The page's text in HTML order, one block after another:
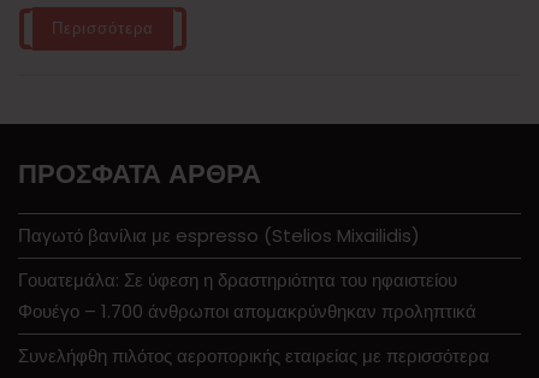
Περισσότερα
ΠΡΌΣΦΑΤΑ ΆΡΘΡΑ
Παγωτό βανίλια με espresso (Stelios Mixailidis)
Γουατεμάλα: Σε ύφεση η δραστηριότητα του ηφαιστείου
Φουέγο – 1.700 άνθρωποι απομακρύνθηκαν προληπτικά
Συνελήφθη πιλότος αεροπορικής εταιρείας με περισσότερα